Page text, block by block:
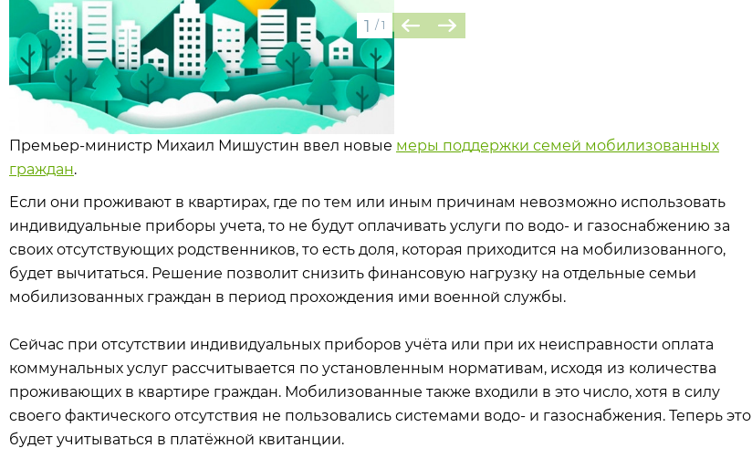
1 / 1
Премьер-министр Михаил Мишустин ввел новые меры поддержки семей мобилизованных
граждан.
Если они проживают в квартирах, где по тем или иным причинам невозможно использовать
индивидуальные приборы учета, то не будут оплачивать услуги по водо- и газоснабжению за
своих отсутствующих родственников, то есть доля, которая приходится на мобилизованного,
будет вычитаться. Решение позволит снизить финансовую нагрузку на отдельные семьи
мобилизованных граждан в период прохождения ими военной службы.
Сейчас при отсутствии индивидуальных приборов учёта или при их неисправности оплата
коммунальных услуг рассчитывается по установленным нормативам, исходя из количества
проживающих в квартире граждан. Мобилизованные также входили в это число, хотя в силу
своего фактического отсутствия не пользовались системами водо- и газоснабжения. Теперь это
будет учитываться в платёжной квитанции.